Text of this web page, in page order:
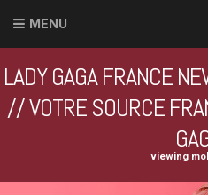
MENU
LADY GAGA FRANCE
// VOTRE SOURCE
viewing